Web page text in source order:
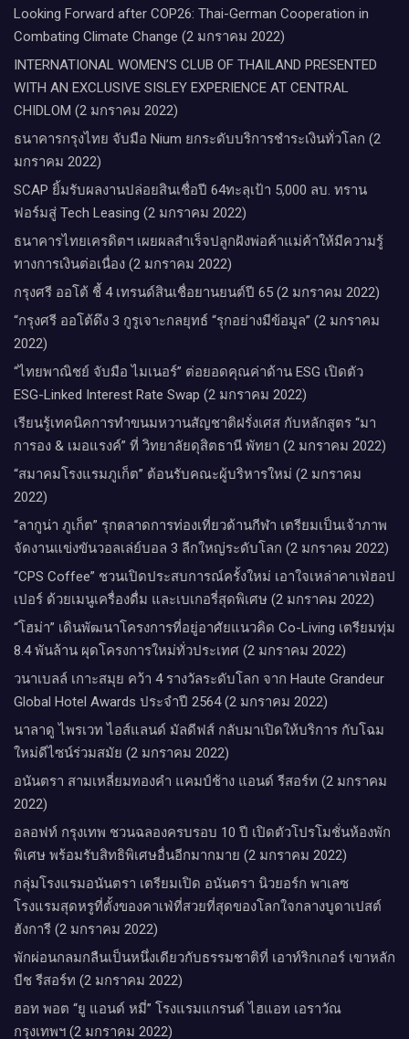
Looking Forward after COP26: Thai-German Cooperation in
Combating Climate Change (2 มกราคม 2022)
INTERNATIONAL WOMEN’S CLUB OF THAILAND PRESENTED
WITH AN EXCLUSIVE SISLEY EXPERIENCE AT CENTRAL
CHIDLOM (2 มกราคม 2022)
ธนาคารกรุงไทย จับมือ Nium ยกระดับบริการชำระเงินทั่วโลก (2
มกราคม 2022)
SCAP ยิ้มรับผลงานปล่อยสินเชื่อปี 64ทะลุเป้า 5,000 ลบ. ทราน
ฟอร์มสู่ Tech Leasing (2 มกราคม 2022)
ธนาคารไทยเครดิตฯ เผยผลสำเร็จปลูกฝังพ่อค้าแม่ค้าให้มีความรู้
ทางการเงินต่อเนื่อง (2 มกราคม 2022)
กรุงศรี ออโต้ ชี้ 4 เทรนด์สินเชื่อยานยนต์ปี 65 (2 มกราคม 2022)
“กรุงศรี ออโต้ดึง 3 กูรูเจาะกลยุทธ์ “รุกอย่างมีข้อมูล” (2 มกราคม
2022)
“ไทยพาณิชย์ จับมือ ไมเนอร์” ต่อยอดคุณค่าด้าน ESG เปิดตัว
ESG-Linked Interest Rate Swap (2 มกราคม 2022)
เรียนรู้เทคนิคการทำขนมหวานสัญชาติฝรั่งเศส กับหลักสูตร “มา
การอง & เมอแรงค์” ที่ วิทยาลัยดุสิตธานี พัทยา (2 มกราคม 2022)
“สมาคมโรงแรมภูเก็ต” ต้อนรับคณะผู้บริหารใหม่ (2 มกราคม
2022)
“ลากูน่า ภูเก็ต” รุกตลาดการท่องเที่ยวด้านกีฬา เตรียมเป็นเจ้าภาพ
จัดงานแข่งขันวอลเล่ย์บอล 3 ลีกใหญ่ระดับโลก (2 มกราคม 2022)
“CPS Coffee” ชวนเปิดประสบการณ์ครั้งใหม่ เอาใจเหล่าคาเฟ่ฮอป
เปอร์ ด้วยเมนูเครื่องดื่ม และเบเกอรี่สุดพิเศษ (2 มกราคม 2022)
“โฮม่า” เดินพัฒนาโครงการที่อยู่อาศัยแนวคิด Co-Living เตรียมทุ่ม
8.4 พันล้าน ผุดโครงการใหม่ทั่วประเทศ (2 มกราคม 2022)
วนาเบลล์ เกาะสมุย คว้า 4 รางวัลระดับโลก จาก Haute Grandeur
Global Hotel Awards ประจำปี 2564 (2 มกราคม 2022)
นาลาดู ไพรเวท ไอส์แลนด์ มัลดีฟส์ กลับมาเปิดให้บริการ กับโฉม
ใหม่ดีไซน์ร่วมสมัย (2 มกราคม 2022)
อนันตรา สามเหลี่ยมทองคำ แคมป์ช้าง แอนด์ รีสอร์ท (2 มกราคม
2022)
อลอฟท์ กรุงเทพ ชวนฉลองครบรอบ 10 ปี เปิดตัวโปรโมชั่นห้องพัก
พิเศษ พร้อมรับสิทธิพิเศษอื่นอีกมากมาย (2 มกราคม 2022)
กลุ่มโรงแรมอนันตรา เตรียมเปิด อนันตรา นิวยอร์ก พาเลซ
โรงแรมสุดหรูที่ตั้งของคาเฟ่ที่สวยที่สุดของโลกใจกลางบูดาเปสต์
ฮังการี (2 มกราคม 2022)
พักผ่อนกลมกลืนเป็นหนึ่งเดียวกับธรรมชาติที่ เอาท์ริกเกอร์ เขาหลัก
บีช รีสอร์ท (2 มกราคม 2022)
ฮอท พอต “ยู แอนด์ หมี่” โรงแรมแกรนด์ ไฮแอท เอราวัณ
กรุงเทพฯ (2 มกราคม 2022)